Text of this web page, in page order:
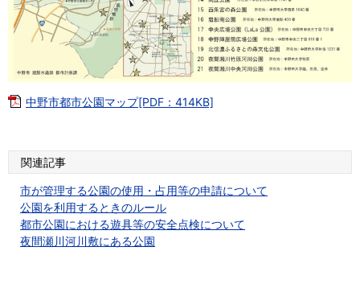
中野市都市公園マップ[PDF：414KB]
関連記事
市が管理する公園の使用・占用等の申請について
公園を利用するときのルール
都市公園における遊具等の安全点検について
夜間瀬川河川敷にある公園